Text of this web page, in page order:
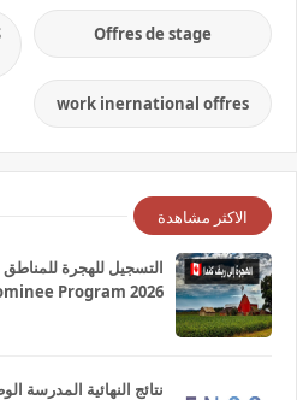
Offres de stage
work inernational offres
الاكثر مشاهدة
Program 2026